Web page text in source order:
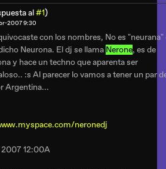
al#1)
2007 9:30
con los nombres, No es "neurana"
Neurona. El dj se llama Nerone, es de
y hace un techno que aparenta ser
:s Al parecer lo vamos a tener un par
Argentina...
neronedj
12:00A